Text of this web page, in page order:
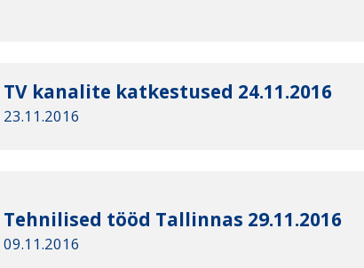
TV kanalite katkestused 24.11.2016
23.11.2016
Tehnilised tööd Tallinnas 29.11.2016
09.11.2016